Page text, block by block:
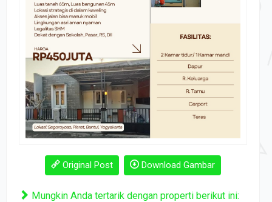
Original Post Download Gambar
Mungkin Anda tertarik dengan properti berikut ini: